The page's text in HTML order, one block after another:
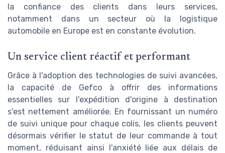
la confiance des clients dans leurs services,
notamment dans un secteur où la logistique
automobile en Europe est en constante évolution.
Un service client réactif et performant
Grâce à l'adoption des technologies de suivi avancées,
la capacité de Gefco à offrir des informations
essentielles sur l'expédition d'origine à destination
s'est nettement améliorée. En fournissant un numéro
de suivi unique pour chaque colis, les clients peuvent
désormais vérifier le statut de leur commande à tout
moment, réduisant ainsi l'anxiété liée aux délais de